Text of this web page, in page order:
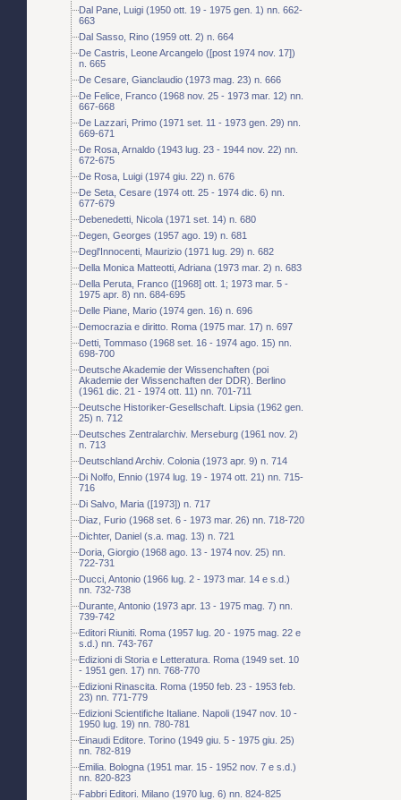
Dal Pane, Luigi (1950 ott. 19 - 1975 gen. 1) nn. 662-
663
Dal Sasso, Rino (1959 ott. 2) n. 664
De Castris, Leone Arcangelo ([post 1974 nov. 17])
n. 665
De Cesare, Gianclaudio (1973 mag. 23) n. 666
De Felice, Franco (1968 nov. 25 - 1973 mar. 12) nn.
667-668
De Lazzari, Primo (1971 set. 11 - 1973 gen. 29) nn.
669-671
De Rosa, Arnaldo (1943 lug. 23 - 1944 nov. 22) nn.
672-675
De Rosa, Luigi (1974 giu. 22) n. 676
De Seta, Cesare (1974 ott. 25 - 1974 dic. 6) nn.
677-679
Debenedetti, Nicola (1971 set. 14) n. 680
Degen, Georges (1957 ago. 19) n. 681
Degl'Innocenti, Maurizio (1971 lug. 29) n. 682
Della Monica Matteotti, Adriana (1973 mar. 2) n. 683
Della Peruta, Franco ([1968] ott. 1; 1973 mar. 5 -
1975 apr. 8) nn. 684-695
Delle Piane, Mario (1974 gen. 16) n. 696
Democrazia e diritto. Roma (1975 mar. 17) n. 697
Detti, Tommaso (1968 set. 16 - 1974 ago. 15) nn.
698-700
Deutsche Akademie der Wissenchaften (poi
Akademie der Wissenchaften der DDR). Berlino
(1961 dic. 21 - 1974 ott. 11) nn. 701-711
Deutsche Historiker-Gesellschaft. Lipsia (1962 gen.
25) n. 712
Deutsches Zentralarchiv. Merseburg (1961 nov. 2)
n. 713
Deutschland Archiv. Colonia (1973 apr. 9) n. 714
Di Nolfo, Ennio (1974 lug. 19 - 1974 ott. 21) nn. 715-
716
Di Salvo, Maria ([1973]) n. 717
Diaz, Furio (1968 set. 6 - 1973 mar. 26) nn. 718-720
Dichter, Daniel (s.a. mag. 13) n. 721
Doria, Giorgio (1968 ago. 13 - 1974 nov. 25) nn.
722-731
Ducci, Antonio (1966 lug. 2 - 1973 mar. 14 e s.d.)
nn. 732-738
Durante, Antonio (1973 apr. 13 - 1975 mag. 7) nn.
739-742
Editori Riuniti. Roma (1957 lug. 20 - 1975 mag. 22 e
s.d.) nn. 743-767
Edizioni di Storia e Letteratura. Roma (1949 set. 10
- 1951 gen. 17) nn. 768-770
Edizioni Rinascita. Roma (1950 feb. 23 - 1953 feb.
23) nn. 771-779
Edizioni Scientifiche Italiane. Napoli (1947 nov. 10 -
1950 lug. 19) nn. 780-781
Einaudi Editore. Torino (1949 giu. 5 - 1975 giu. 25)
nn. 782-819
Emilia. Bologna (1951 mar. 15 - 1952 nov. 7 e s.d.)
nn. 820-823
Fabbri Editori. Milano (1970 lug. 6) nn. 824-825